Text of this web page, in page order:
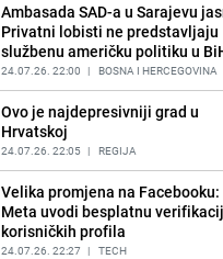
Tuga potresla grad na Uni:
Preminula Lejla Muhić (39),
sugrađani u nevjerici
PRIJE 2 DANA | BOSNA I HERCEGOVINA
Borba trajala satima: Pogledajte
'grdosiju' od skoro tri metra koju
braća izvukla iz mora
PRIJE 2 DANA | SVIJET
Ambasada SAD-a u Sarajevu
Privatni lobisti ne predstavljaju
službenu američku politiku u
24.07.26. 22:00 | BOSNA I HERCEGOVINA
Ovo je najdepresivniji grad u
Hrvatskoj
24.07.26. 22:05 | REGIJA
Velika promjena na Facebooku:
Meta uvodi besplatnu
korisničkih profila
24.07.26. 22:27 | TECH